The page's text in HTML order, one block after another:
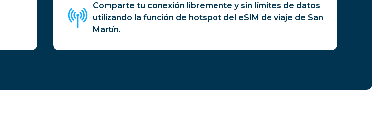
Comparte tu conexión libremente y sin límites de datos
utilizando la función de hotspot del eSIM de viaje de San
Martín.